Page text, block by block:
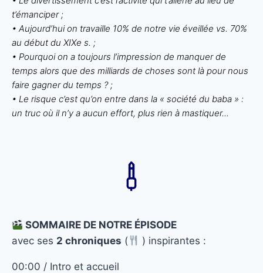
t’émanciper ;
• Aujourd’hui on travaille 10% de notre vie éveillée vs. 70%
au début du XIXe s. ;
• Pourquoi on a toujours l’impression de manquer de
temps alors que des milliards de choses sont là pour nous
faire gagner du temps ? ;
• Le risque c’est qu’on entre dans la « société du baba » :
un truc où il n’y a aucun effort, plus rien à mastiquer...
SOMMAIRE DE NOTRE ÉPISODE
avec ses 2 chroniques ( ) inspirantes :
00:00 / Intro et accueil